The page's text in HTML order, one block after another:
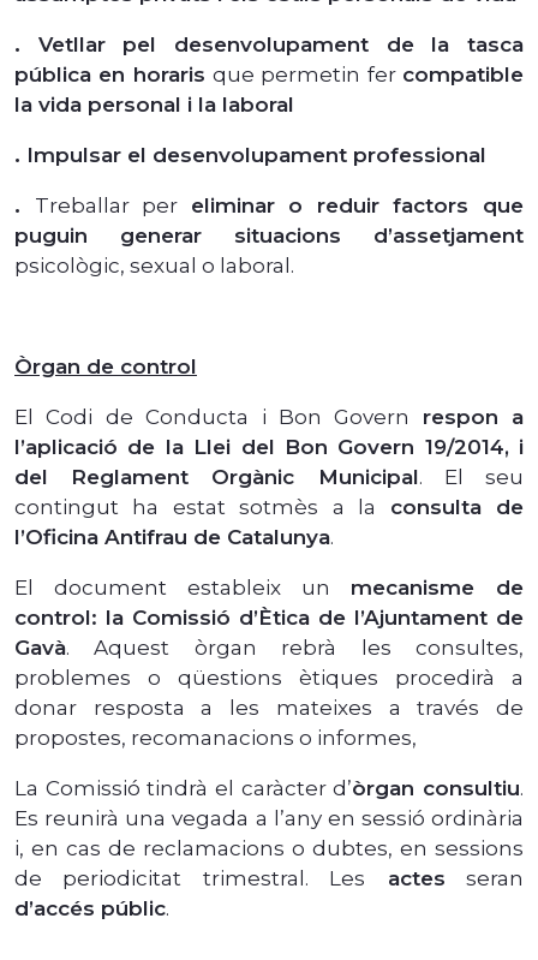
. Vetllar pel desenvolupament de la tasca
pública en horaris que permetin fer compatible
la vida personal i la laboral
. Impulsar el desenvolupament professional
. Treballar per eliminar o reduir factors que
puguin generar situacions d’assetjament
psicològic, sexual o laboral.
Òrgan de control
El Codi de Conducta i Bon Govern respon a
l’aplicació de la Llei del Bon Govern 19/2014, i
del Reglament Orgànic Municipal. El seu
contingut ha estat sotmès a la consulta de
l’Oficina Antifrau de Catalunya.
El document estableix un mecanisme de
control: la Comissió d’Ètica de l’Ajuntament de
Gavà. Aquest òrgan rebrà les consultes,
problemes o qüestions ètiques procedirà a
donar resposta a les mateixes a través de
propostes, recomanacions o informes,
La Comissió tindrà el caràcter d’òrgan consultiu.
Es reunirà una vegada a l’any en sessió ordinària
i, en cas de reclamacions o dubtes, en sessions
de periodicitat trimestral. Les actes seran
d’accés públic.